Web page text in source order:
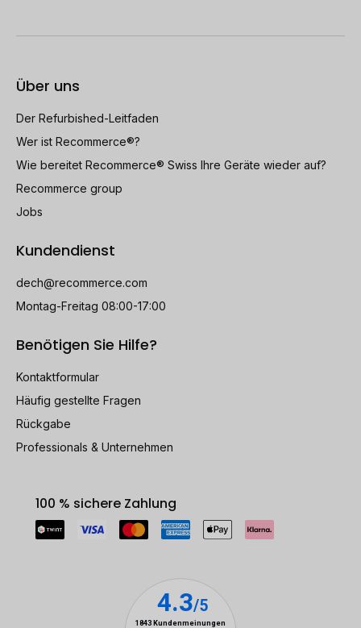
Über uns
Der Refurbished-Leitfaden
Wer ist Recommerce®?
Wie bereitet Recommerce® Swiss Ihre Geräte wieder auf?
Recommerce group
Jobs
Kundendienst
dech@recommerce.com
Montag-Freitag 08:00-17:00
Benötigen Sie Hilfe?
Kontaktformular
Häufig gestellte Fragen
Rückgabe
Professionals & Unternehmen
100 % sichere Zahlung